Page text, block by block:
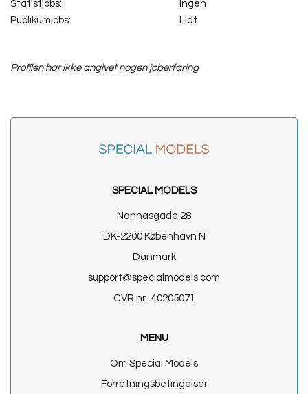
Statistjobs:
Ingen
Publikumjobs:
Lidt
Profilen har ikke angivet nogen joberfaring
SPECIAL MODELS
Nannasgade 28
DK-2200 København N
Danmark
support@specialmodels.com
CVR nr.: 40205071
MENU
Om Special Models
Forretningsbetingelser